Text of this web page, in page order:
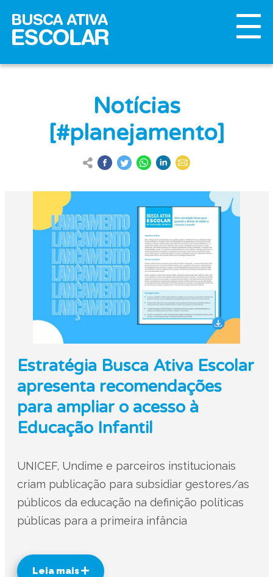
Notícias
[#planejamento]
Estratégia Busca Ativa Escolar
apresenta recomendações
para ampliar o acesso à
Educação Infantil
UNICEF, Undime e parceiros institucionais
criam publicação para subsidiar gestores/as
públicos da educação na definição políticas
públicas para a primeira infância
Leia mais